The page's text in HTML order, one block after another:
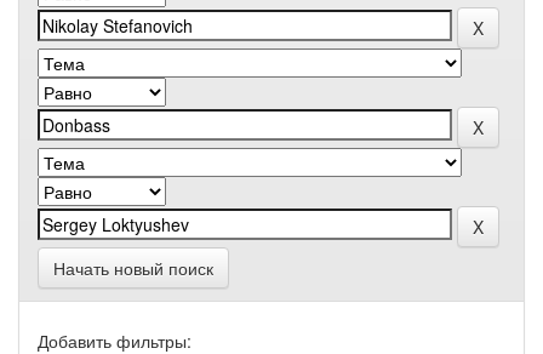
Начать новый поиск
Добавить фильтры: